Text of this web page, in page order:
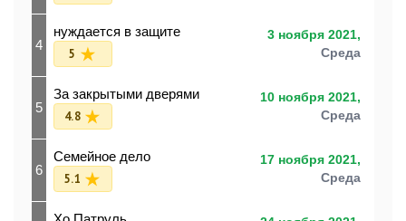
4
нуждается в защите
5
3 ноября 2021,
Среда
5
За закрытыми дверями
4.8
10 ноября 2021,
Среда
6
Семейное дело
5.1
17 ноября 2021,
Среда